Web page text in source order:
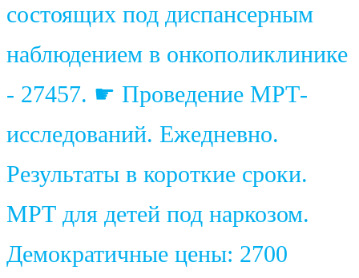
состоящих под диспансерным
наблюдением в онкополиклинике
- 27457. ☛ Проведение МРТ-
исследований. Ежедневно.
Результаты в короткие сроки.
МРТ для детей под наркозом.
Демократичные цены: 2700